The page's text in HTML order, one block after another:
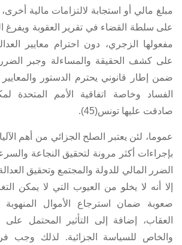
مبلغ مالي أو استجابة لالتزامات مالية
على سلطة القضاء في تقرير العقوبة ويفرغ
مفعولها الزجري، دون احترام معايير العدالة
ضمن إطار قانوني يحترم الدستور
الفساد وخاصة اتفاقية الأمم المتحدة
صادقت عليها تونس(45).
عموما، لئن يعتبر الصلح الجزائي من أهم
بإجراءات أكثر مرونة لتحقيق النجاعة
الضرر المالي للدولة والمجتمع وتحقيق
إلا أنه لا يخلو من العيوب التي لا يمكن
صعوبة ضمان استرجاع الأموال
العقاب، إضافة إلى التأثير المحتمل
والخاص للسياسة الجزائية. لذلك وجب